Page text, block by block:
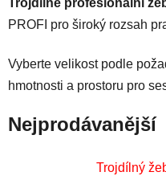
Trojdílné profesionální
PROFI pro široký rozsah
Vyberte velikost podle
hmotnosti a prostoru pro
Nejprodávanější
Trojdílný